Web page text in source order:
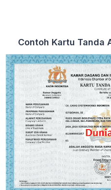
Contoh Kartu Tanda